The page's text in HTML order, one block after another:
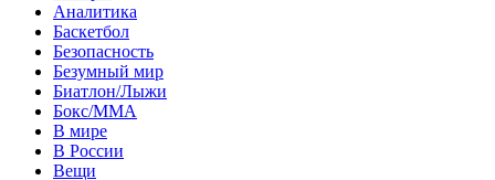
Аналитика
Баскетбол
Безопасность
Безумный мир
Биатлон/Лыжи
Бокс/MMA
В мире
В России
Вещи